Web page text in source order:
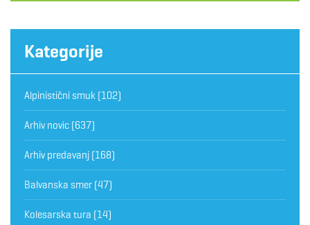
Kategorije
Alpinistični smuk (102)
Arhiv novic (637)
Arhiv predavanj (168)
Balvanska smer (47)
Kolesarska tura (14)